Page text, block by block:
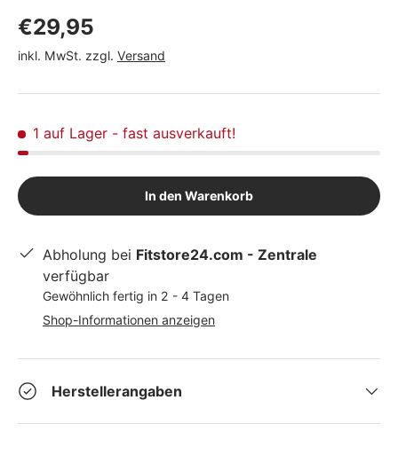
Normaler Preis
€29,95
inkl. MwSt. zzgl. Versand
1 auf Lager - fast ausverkauft!
In den Warenkorb
Abholung bei Fitstore24.com - Zentrale
verfügbar
Gewöhnlich fertig in 2 - 4 Tagen
Shop-Informationen anzeigen
Herstellerangaben